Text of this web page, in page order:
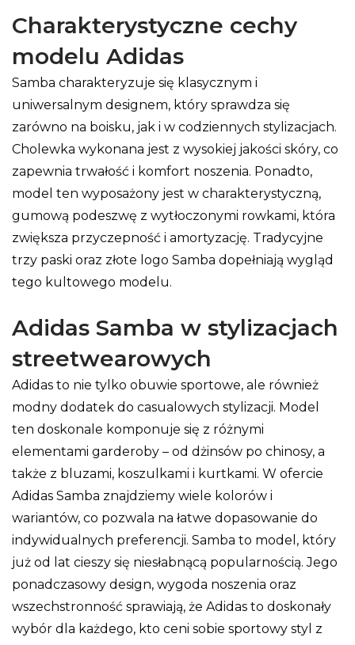
Charakterystyczne cechy
modelu Adidas
Samba charakteryzuje się klasycznym i
uniwersalnym designem, który sprawdza się
zarówno na boisku, jak i w codziennych stylizacjach.
Cholewka wykonana jest z wysokiej jakości skóry, co
zapewnia trwałość i komfort noszenia. Ponadto,
model ten wyposażony jest w charakterystyczną,
gumową podeszwę z wytłoczonymi rowkami, która
zwiększa przyczepność i amortyzację. Tradycyjne
trzy paski oraz złote logo Samba dopełniają wygląd
tego kultowego modelu.
Adidas Samba w stylizacjach
streetwearowych
Adidas to nie tylko obuwie sportowe, ale również
modny dodatek do casualowych stylizacji. Model
ten doskonale komponuje się z różnymi
elementami garderoby – od dżinsów po chinosy, a
także z bluzami, koszulkami i kurtkami. W ofercie
Adidas Samba znajdziemy wiele kolorów i
wariantów, co pozwala na łatwe dopasowanie do
indywidualnych preferencji. Samba to model, który
już od lat cieszy się niesłabnącą popularnością. Jego
ponadczasowy design, wygoda noszenia oraz
wszechstronność sprawiają, że Adidas to doskonały
wybór dla każdego, kto ceni sobie sportowy styl z